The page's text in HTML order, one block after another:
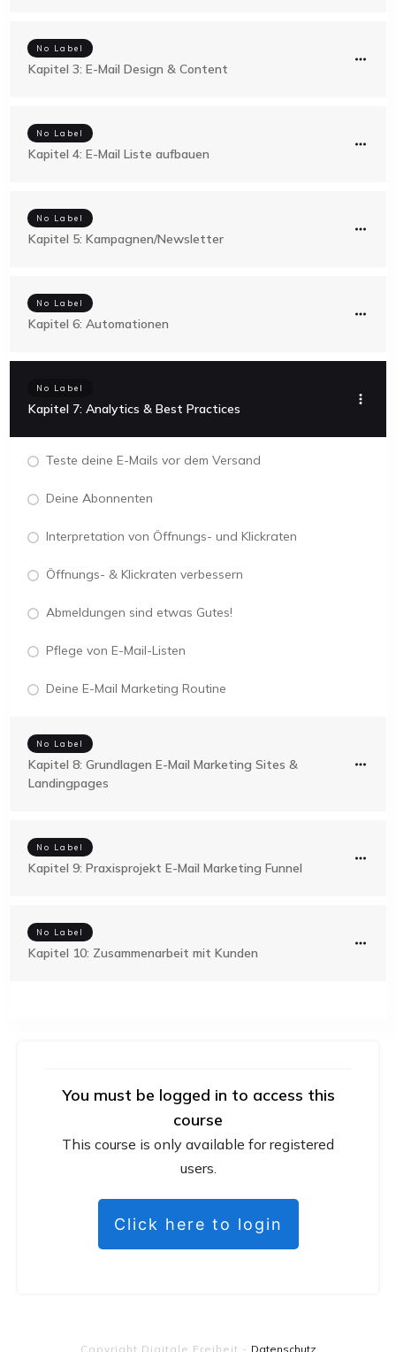
You must be logged in to access this
course
This course is only available for registered
users.
Click here to login
No Label
Kapitel 3: E-Mail Design & Content
No Label
Kapitel 4: E-Mail Liste aufbauen
No Label
Kapitel 5: Kampagnen/Newsletter
No Label
Kapitel 6: Automationen
No Label
Kapitel 7: Analytics & Best Practices
Teste deine E-Mails vor dem Versand
Deine Abonnenten
Interpretation von Öffnungs- und Klickraten
Öffnungs- & Klickraten verbessern
Abmeldungen sind etwas Gutes!
Pflege von E-Mail-Listen
Deine E-Mail Marketing Routine
No Label
Kapitel 8: Grundlagen E-Mail Marketing Sites &
Landingpages
No Label
Kapitel 9: Praxisprojekt E-Mail Marketing Funnel
No Label
Kapitel 10: Zusammenarbeit mit Kunden
Copyright Digitale Freiheit - Datenschutz